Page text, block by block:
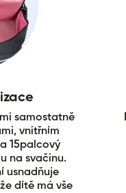
samostatně
vnitřním
15palcový
na svačinu.
usnadňuje
dítě má vše